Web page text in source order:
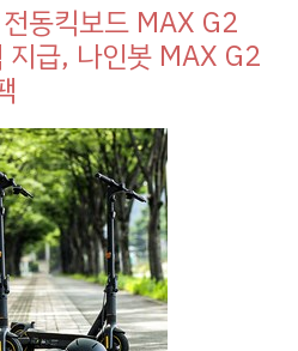
동킥보드 MAX G2
지급, 나인봇 MAX G2